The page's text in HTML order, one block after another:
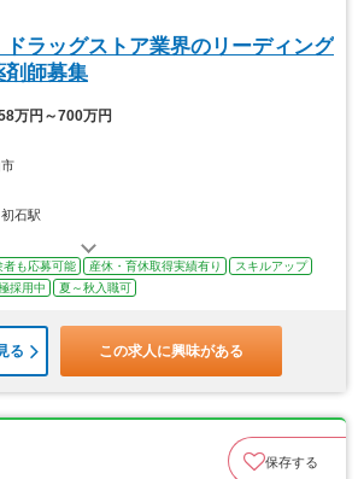
ドラッグストア業界のリーディング
剤師募集
万円～700万円
石駅
者も応募可能 産休・育休取得実績有り
スキルアップ
採用中 夏～秋入職可
る この求人に興味がある
保存する